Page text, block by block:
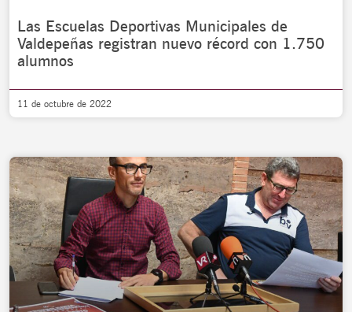
Las Escuelas Deportivas Municipales de
Valdepeñas registran nuevo récord con 1.750
alumnos
11 de octubre de 2022